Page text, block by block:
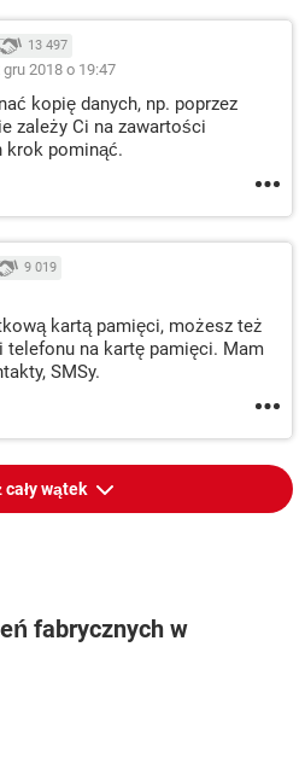
13 497
2018 o 19:47
kopię danych, np. poprzez
zależy Ci na zawartości
krok pominąć.
9 019
kartą pamięci, możesz też
telefonu na kartę pamięci. Mam
SMSy.
cały wątek
fabrycznych w